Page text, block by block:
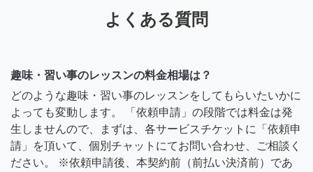
よくある質問
趣味・習い事のレッスンの料金相場は？
どのような趣味・習い事のレッスンをしてもらいたいかに
よっても変動します。 「依頼申請」の段階では料金は発
生しませんので、まずは、各サービスチケットに「依頼申
請」を頂いて、個別チャットにてお問い合わせ、ご相談く
ださい。 ※依頼申請後、本契約前（前払い決済前）であ